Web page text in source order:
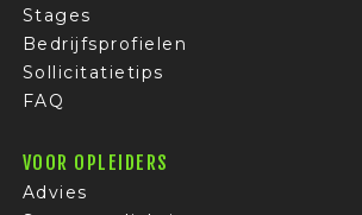
Stages
Bedrijfsprofielen
Sollicitatietips
FAQ
VOOR OPLEIDERS
Advies